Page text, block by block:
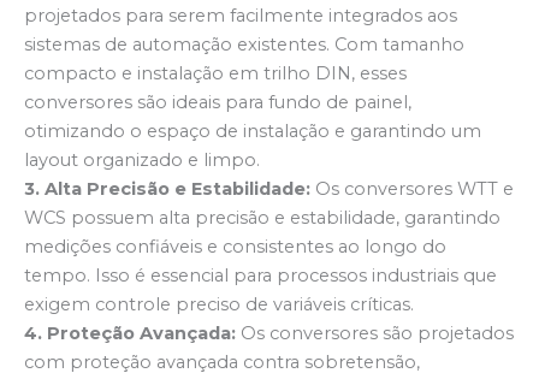
projetados para serem facilmente integrados aos
sistemas de automação existentes. Com tamanho
compacto e instalação em trilho DIN, esses
conversores são ideais para fundo de painel,
otimizando o espaço de instalação e garantindo um
layout organizado e limpo.
3. Alta Precisão e Estabilidade: Os conversores WTT e
WCS possuem alta precisão e estabilidade, garantindo
medições confiáveis e consistentes ao longo do
tempo. Isso é essencial para processos industriais que
exigem controle preciso de variáveis críticas.
4. Proteção Avançada: Os conversores são projetados
com proteção avançada contra sobretensão,